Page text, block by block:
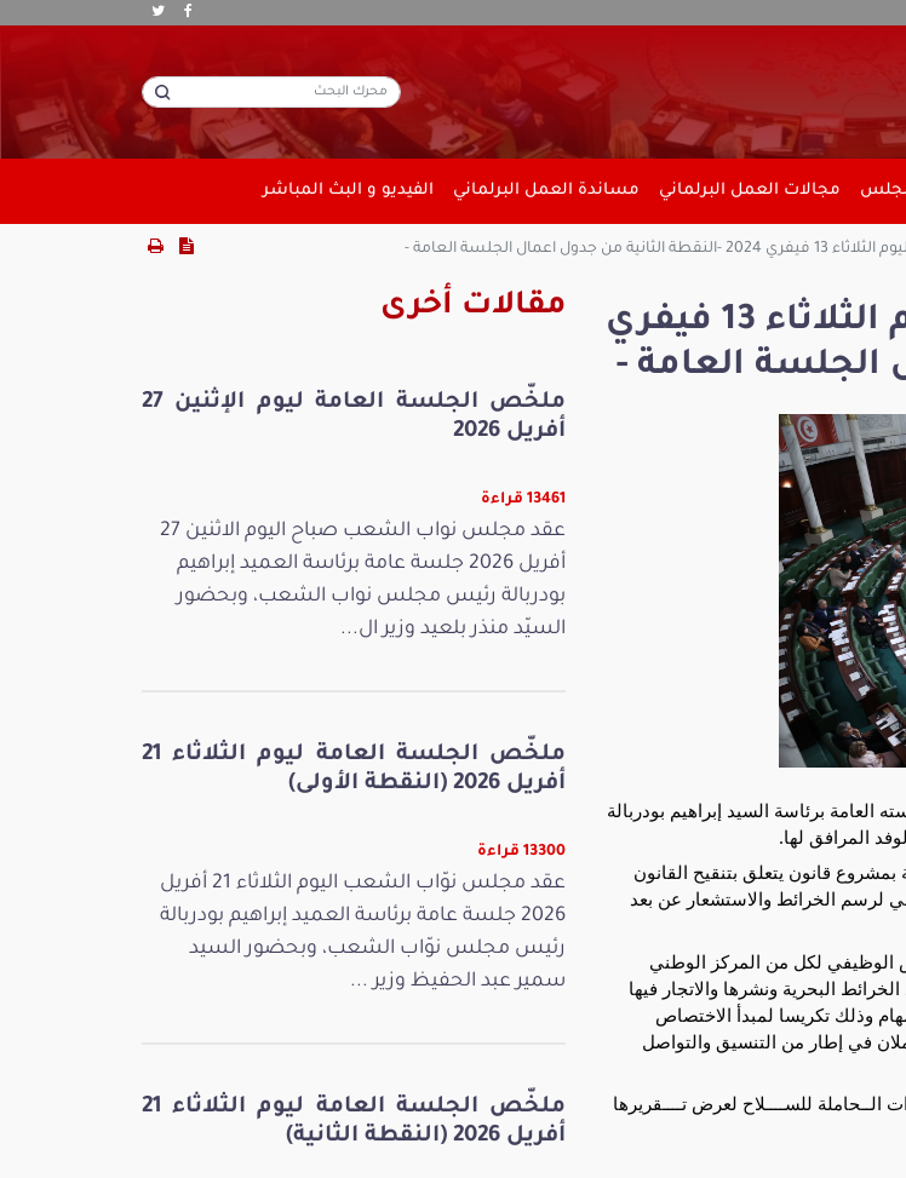
مجالات العمل البرلماني مساندة العمل البرلماني الفيديو و البث المباشر
اعمال الجلسة العامة -
ملخّص فعاليات الجلسة العامة ليوم الثلاثاء 13 فيفري
ظهر اليوم الثلاثاء 13 فيفري 2024 أشغال جلسته العامة برئاسة السيد إبراهيم بودربالة
المرافق لها.
قانون يتعلق بتنقيح القانون
لرسم الخرائط والاستشعار عن بعد
الوظيفي لكل من المركز الوطني
البحرية ونشرها والاتجار فيها
وذلك تكريسا لمبدأ الاختصاص
في إطار من التنسيق والتواصل
للســــلاح لعرض تــــقريرها
مقالات أخرى
ملخّص الجلسة العامة ليوم الإثنين 27
أفريل 2026
13461 قراءة
عقد مجلس نواب الشعب صباح اليوم الاثنين 27
أفريل 2026 جلسة عامة برئاسة العميد إبراهيم
بودربالة رئيس مجلس نواب الشعب، وبحضور
السيّد منذر بلعيد وزير ال...
ملخّص الجلسة العامة ليوم الثلاثاء 21
أفريل 2026 (النقطة الأولى)
13300 قراءة
عقد مجلس نوّاب الشعب اليوم الثلاثاء 21 أفريل
2026 جلسة عامة برئاسة العميد إبراهيم بودربالة
رئيس مجلس نوّاب الشعب، وبحضور السيد
سمير عبد الحفيظ وزير ...
ملخّص الجلسة العامة ليوم الثلاثاء 21
أفريل 2026 (النقطة الثانية)